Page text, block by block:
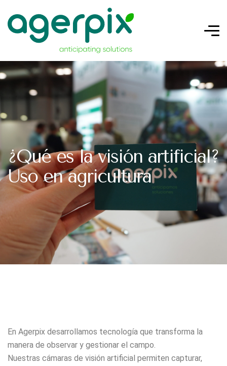
¿Qué es la visión artificial?
Uso en agricultura
En Agerpix desarrollamos tecnología que transforma la
manera de observar y gestionar el campo.
Nuestras cámaras de visión artificial permiten capturar,